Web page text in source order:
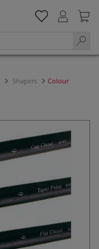
Shapers
Colour